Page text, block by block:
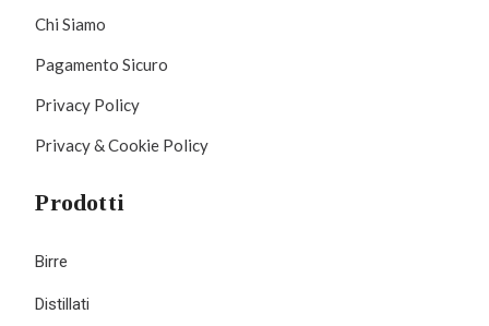
Chi Siamo
Pagamento Sicuro
Privacy Policy
Privacy & Cookie Policy
Prodotti
Birre
Distillati